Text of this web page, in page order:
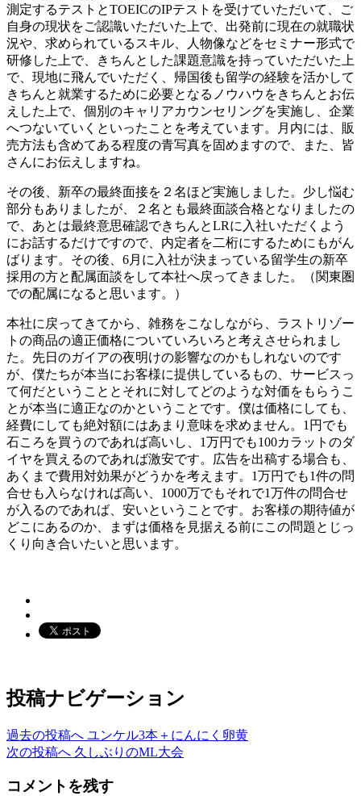
測定するテストとTOEICのIPテストを受けていただいて、ご
自身の現状をご認識いただいた上で、出発前に現在の就職状
況や、求められているスキル、人物像などをセミナー形式で
研修した上で、きちんとした課題意識を持っていただいた上
で、現地に飛んでいただく、帰国後も留学の経験を活かして
きちんと就業するために必要となるノウハウをきちんとお伝
えした上で、個別のキャリアカウンセリングを実施し、企業
へつないていくといったことを考えています。月内には、販
売方法も含めてある程度の青写真を固めますので、また、皆
さんにお伝えしますね。
その後、新卒の最終面接を２名ほど実施しました。少し悩む
部分もありましたが、２名とも最終面談合格となりましたの
で、あとは最終意思確認できちんとLRに入社いただくよう
にお話するだけですので、内定者を二桁にするためにもがん
ばります。その後、6月に入社が決まっている留学生の新卒
採用の方と配属面談をして本社へ戻ってきました。（関東圏
での配属になると思います。）
本社に戻ってきてから、雑務をこなしながら、ラストリゾー
トの商品の適正価格についていろいろと考えさせられまし
た。先日のガイアの夜明けの影響なのかもしれないのです
が、僕たちが本当にお客様に提供しているもの、サービスっ
て何だということとそれに対してどのような対価をもらうこ
とが本当に適正なのかということです。僕は価格にしても、
経費にしても絶対額にはあまり意味を求めません。1円でも
石ころを買うのであれば高いし、1万円でも100カラットのダ
イヤを買えるのであれば激安です。広告を出稿する場合も、
あくまで費用対効果がどうかを考えます。1万円でも1件の問
合せも入らなければ高い、1000万でもそれで1万件の問合せ
が入るのであれば、安いということです。お客様の期待値が
どこにあるのか、まずは価格を見据える前にこの問題とじっ
くり向き合いたいと思います。
投稿ナビゲーション
過去の投稿へ ユンケル3本＋にんにく卵黄
次の投稿へ 久しぶりのML大会
コメントを残す